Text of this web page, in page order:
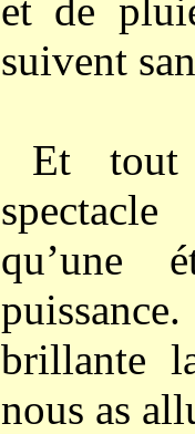
et de
suivent
Et
qu’une
brillante
nous as